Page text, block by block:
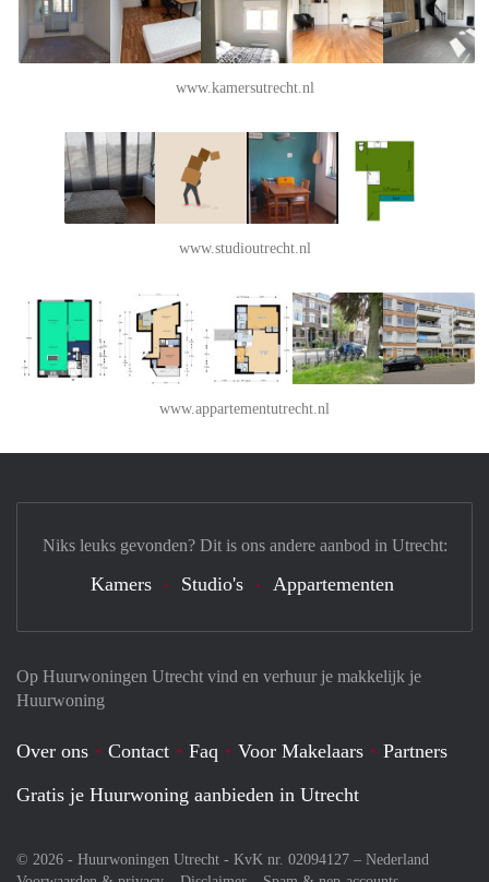
www.kamersutrecht.nl
www.studioutrecht.nl
www.appartementutrecht.nl
Op Huurwoningen Utrecht vind en verhuur je makkelijk je
Huurwoning
Over ons Contact Faq Voor Makelaars
Partners
Gratis je Huurwoning aanbieden in Utrecht
© 2026 - Huurwoningen Utrecht - KvK nr. 02094127 – Nederland
Niks leuks gevonden? Dit is ons andere aanbod in Utrecht:
Kamers Studio's Appartementen